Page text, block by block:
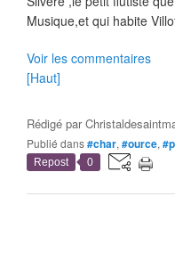
Musique,et qui habite
Voir les commentaires
[Haut]
Rédigé par
Publié dans#char, #ource,
Repost 0